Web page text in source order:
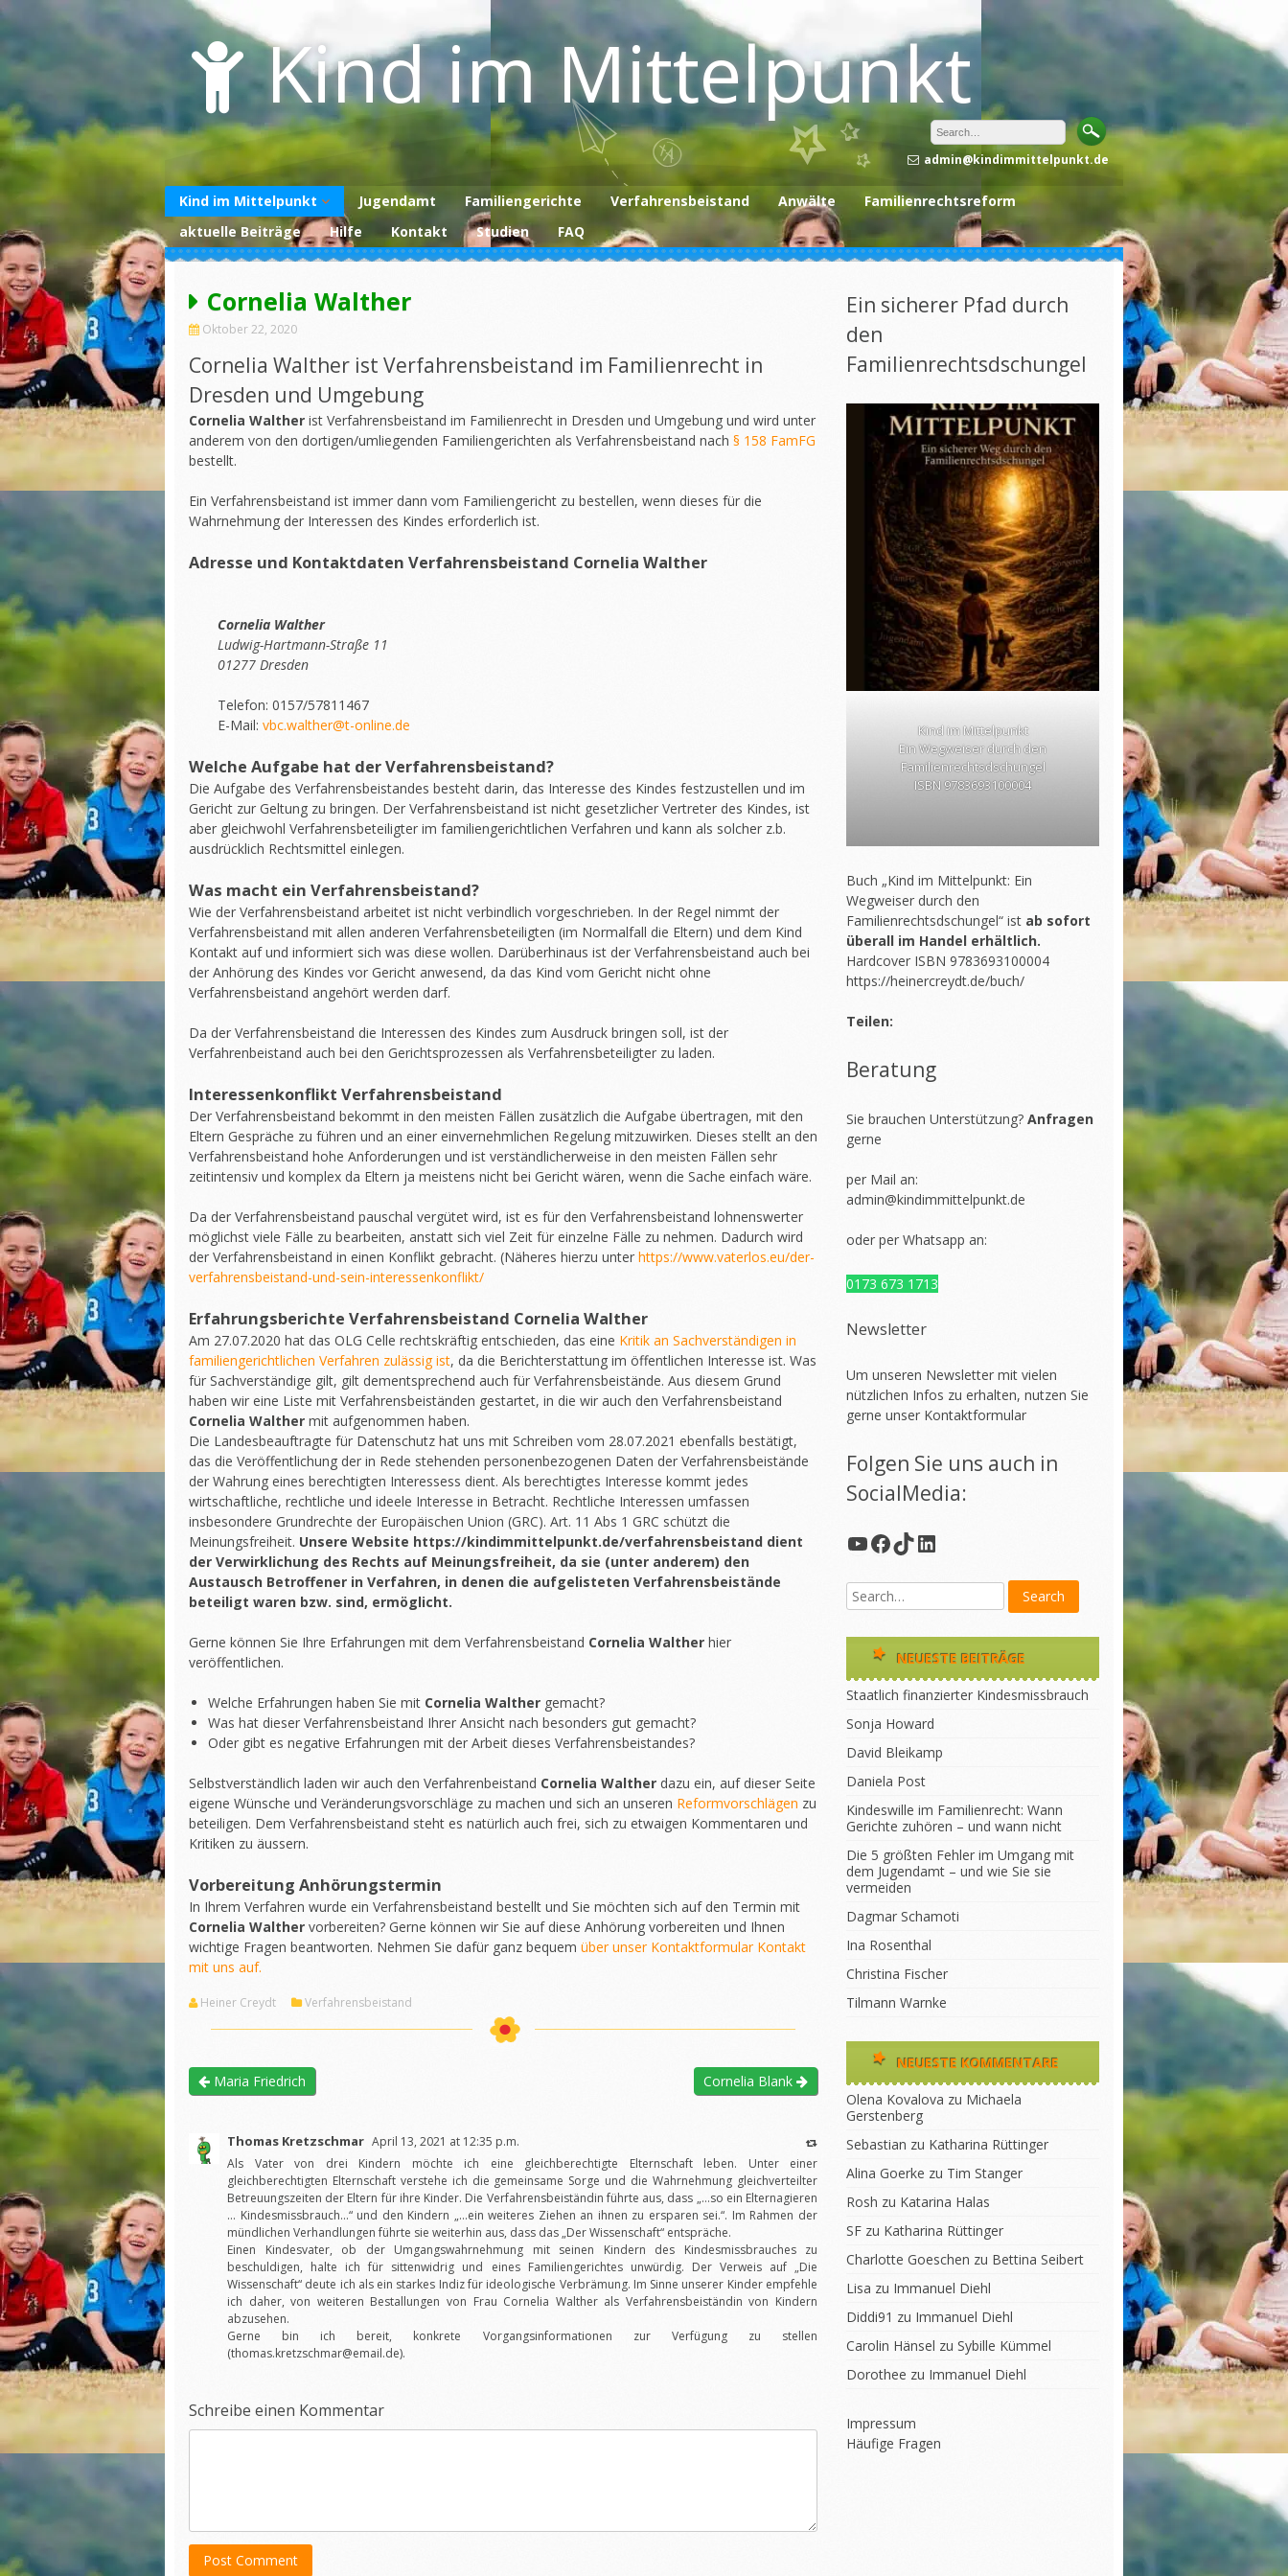
to
content
Kind im Mittelpunkt
admin@kindimmittelpunkt.de
Kind im Mittelpunkt
Über uns
Unterstützen Sie
Datenschutzerklärung
Jugendamt Familiengerichte Verfahrensbeistand Anwälte
Familienrechtsreform
aktuelle Beiträge
Hilfe Kontakt Studien FAQ
Cornelia Walther
Oktober 22, 2020
Cornelia Walther ist Verfahrensbeistand im Familienrecht in
Dresden und Umgebung
Cornelia Walther ist Verfahrensbeistand im Familienrecht in Dresden und Umgebung und wird unter
anderem von den dortigen/umliegenden Familiengerichten als Verfahrensbeistand nach § 158 FamFG
bestellt.
Ein Verfahrensbeistand ist immer dann vom Familiengericht zu bestellen, wenn dieses für die
Wahrnehmung der Interessen des Kindes erforderlich ist.
Adresse und Kontaktdaten Verfahrensbeistand Cornelia Walther
Cornelia Walther
Ludwig-Hartmann-Straße 11
01277 Dresden
Telefon: 0157/57811467
E-Mail: vbc.walther@t-online.de
Welche Aufgabe hat der Verfahrensbeistand?
Die Aufgabe des Verfahrensbeistandes besteht darin, das Interesse des Kindes festzustellen und im
Gericht zur Geltung zu bringen. Der Verfahrensbeistand ist nicht gesetzlicher Vertreter des Kindes, ist
aber gleichwohl Verfahrensbeteiligter im familiengerichtlichen Verfahren und kann als solcher z.b.
ausdrücklich Rechtsmittel einlegen.
Was macht ein Verfahrensbeistand?
Wie der Verfahrensbeistand arbeitet ist nicht verbindlich vorgeschrieben. In der Regel nimmt der
Verfahrensbeistand mit allen anderen Verfahrensbeteiligten (im Normalfall die Eltern) und dem Kind
Kontakt auf und informiert sich was diese wollen. Darüberhinaus ist der Verfahrensbeistand auch bei
der Anhörung des Kindes vor Gericht anwesend, da das Kind vom Gericht nicht ohne
Verfahrensbeistand angehört werden darf.
Da der Verfahrensbeistand die Interessen des Kindes zum Ausdruck bringen soll, ist der
Verfahrenbeistand auch bei den Gerichtsprozessen als Verfahrensbeteiligter zu laden.
Interessenkonflikt Verfahrensbeistand
Der Verfahrensbeistand bekommt in den meisten Fällen zusätzlich die Aufgabe übertragen, mit den
Eltern Gespräche zu führen und an einer einvernehmlichen Regelung mitzuwirken. Dieses stellt an den
Verfahrensbeistand hohe Anforderungen und ist verständlicherweise in den meisten Fällen sehr
zeitintensiv und komplex da Eltern ja meistens nicht bei Gericht wären, wenn die Sache einfach wäre.
Da der Verfahrensbeistand pauschal vergütet wird, ist es für den Verfahrensbeistand lohnenswerter
möglichst viele Fälle zu bearbeiten, anstatt sich viel Zeit für einzelne Fälle zu nehmen. Dadurch wird
der Verfahrensbeistand in einen Konflikt gebracht. (Näheres hierzu unter https://www.vaterlos.eu/der-
verfahrensbeistand-und-sein-interessenkonflikt/
Erfahrungsberichte Verfahrensbeistand Cornelia Walther
Am 27.07.2020 hat das OLG Celle rechtskräftig entschieden, das eine Kritik an Sachverständigen in
familiengerichtlichen Verfahren zulässig ist, da die Berichterstattung im öffentlichen Interesse ist. Was
für Sachverständige gilt, gilt dementsprechend auch für Verfahrensbeistände. Aus diesem Grund
haben wir eine Liste mit Verfahrensbeiständen gestartet, in die wir auch den Verfahrensbeistand
Cornelia Walther mit aufgenommen haben.
Die Landesbeauftragte für Datenschutz hat uns mit Schreiben vom 28.07.2021 ebenfalls bestätigt,
das die Veröffentlichung der in Rede stehenden personenbezogenen Daten der Verfahrensbeistände
der Wahrung eines berechtigten Interessess dient. Als berechtigtes Interesse kommt jedes
wirtschaftliche, rechtliche und ideele Interesse in Betracht. Rechtliche Interessen umfassen
insbesondere Grundrechte der Europäischen Union (GRC). Art. 11 Abs 1 GRC schützt die
Meinungsfreiheit. Unsere Website https://kindimmittelpunkt.de/verfahrensbeistand dient
der Verwirklichung des Rechts auf Meinungsfreiheit, da sie (unter anderem) den
Austausch Betroffener in Verfahren, in denen die aufgelisteten Verfahrensbeistände
beteiligt waren bzw. sind, ermöglicht.
Gerne können Sie Ihre Erfahrungen mit dem Verfahrensbeistand Cornelia Walther hier
veröffentlichen.
Welche Erfahrungen haben Sie mit Cornelia Walther gemacht?
Was hat dieser Verfahrensbeistand Ihrer Ansicht nach besonders gut gemacht?
Oder gibt es negative Erfahrungen mit der Arbeit dieses Verfahrensbeistandes?
Selbstverständlich laden wir auch den Verfahrenbeistand Cornelia Walther dazu ein, auf dieser Seite
eigene Wünsche und Veränderungsvorschläge zu machen und sich an unseren Reformvorschlägen zu
beteiligen. Dem Verfahrensbeistand steht es natürlich auch frei, sich zu etwaigen Kommentaren und
Kritiken zu äussern.
Vorbereitung Anhörungstermin
In Ihrem Verfahren wurde ein Verfahrensbeistand bestellt und Sie möchten sich auf den Termin mit
Cornelia Walther vorbereiten? Gerne können wir Sie auf diese Anhörung vorbereiten und Ihnen
wichtige Fragen beantworten. Nehmen Sie dafür ganz bequem über unser Kontaktformular Kontakt
mit uns auf.
Heiner Creydt Verfahrensbeistand
Maria Friedrich Cornelia Blank
Thomas Kretzschmar April 13, 2021 at 12:35 p.m.
Als Vater von drei Kindern möchte ich eine gleichberechtigte Elternschaft leben. Unter einer
gleichberechtigten Elternschaft verstehe ich die gemeinsame Sorge und die Wahrnehmung gleichverteilter
Betreuungszeiten der Eltern für ihre Kinder. Die Verfahrensbeiständin führte aus, dass „…so ein Elternagieren
… Kindesmissbrauch…“ und den Kindern „…ein weiteres Ziehen an ihnen zu ersparen sei.“. Im Rahmen der
mündlichen Verhandlungen führte sie weiterhin aus, dass das „Der Wissenschaft“ entspräche.
Einen Kindesvater, ob der Umgangswahrnehmung mit seinen Kindern des Kindesmissbrauches zu
beschuldigen, halte ich für sittenwidrig und eines Familiengerichtes unwürdig. Der Verweis auf „Die
Wissenschaft“ deute ich als ein starkes Indiz für ideologische Verbrämung. Im Sinne unserer Kinder empfehle
ich daher, von weiteren Bestallungen von Frau Cornelia Walther als Verfahrensbeiständin von Kindern
abzusehen.
Gerne bin ich bereit, konkrete Vorgangsinformationen zur Verfügung zu stellen
(thomas.kretzschmar@email.de).
Schreibe einen Kommentar
Post Comment
Ein sicherer Pfad durch
den
Familienrechtsdschungel
Kind im Mittelpunkt
Ein Wegweiser durch den
Familienrechtsdschungel
ISBN 9783693100004
Buch „Kind im Mittelpunkt: Ein
Wegweiser durch den
Familienrechtsdschungel“ ist ab sofort
überall im Handel erhältlich.
Hardcover ISBN 9783693100004
https://heinercreydt.de/buch/
Teilen:
Beratung
Sie brauchen Unterstützung? Anfragen
gerne
per Mail an:
admin@kindimmittelpunkt.de
oder per Whatsapp an:
0173 673 1713
Newsletter
Um unseren Newsletter mit vielen
nützlichen Infos zu erhalten, nutzen Sie
gerne unser Kontaktformular
Folgen Sie uns auch in
SocialMedia:
YouTube
Facebook
TikTok
LinkedIn
NEUESTE BEITRÄGE
Staatlich finanzierter Kindesmissbrauch
Sonja Howard
David Bleikamp
Daniela Post
Kindeswille im Familienrecht: Wann
Gerichte zuhören – und wann nicht
Die 5 größten Fehler im Umgang mit
dem Jugendamt – und wie Sie sie
vermeiden
Dagmar Schamoti
Ina Rosenthal
Christina Fischer
Tilmann Warnke
NEUESTE KOMMENTARE
Olena Kovalova zu Michaela
Gerstenberg
Sebastian zu Katharina Rüttinger
Alina Goerke zu Tim Stanger
Rosh zu Katarina Halas
SF zu Katharina Rüttinger
Charlotte Goeschen zu Bettina Seibert
Lisa zu Immanuel Diehl
Diddi91 zu Immanuel Diehl
Carolin Hänsel zu Sybille Kümmel
Dorothee zu Immanuel Diehl
Impressum
Häufige Fragen